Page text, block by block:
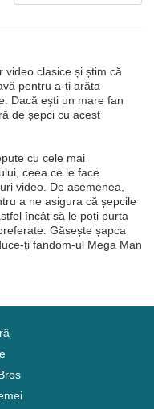
video clasice și știm că
pentru a-ți arăta
Dacă ești un mare fan
de șepci cu acest
cu cele mai
ceea ce le face
video. De asemenea,
a ne asigura că șepcile
încât să le poți purta
Găsește șapca
ți fandom-ul Mega Man